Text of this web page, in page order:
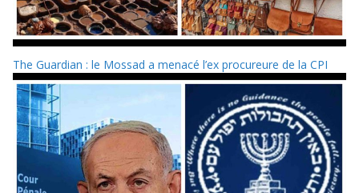
The Guardian : le Mossad a menacé l’ex procureure de la CPI